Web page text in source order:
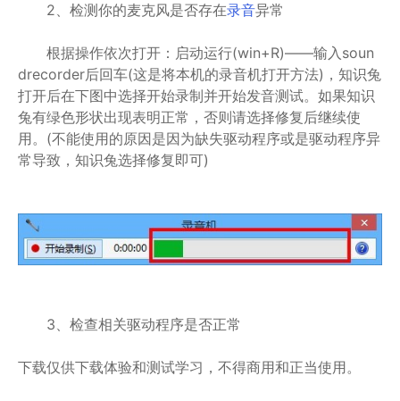
2、检测你的麦克风是否存在录音异常
根据操作依次打开：启动运行(win+R)——输入soun
drecorder后回车(这是将本机的录音机打开方法)，知识兔
打开后在下图中选择开始录制并开始发音测试。如果知识
兔有绿色形状出现表明正常，否则请选择修复后继续使
用。(不能使用的原因是因为缺失驱动程序或是驱动程序异
常导致，知识兔选择修复即可)
3、检查相关驱动程序是否正常
下载仅供下载体验和测试学习，不得商用和正当使用。